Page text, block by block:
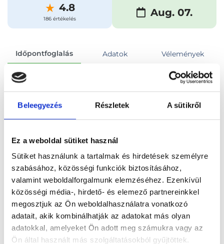
Beleegyezés Részletek A sütikről
Ez a weboldal sütiket használ
Sütiket használunk a tartalmak és hirdetések személyre
szabásához, közösségi funkciók biztosításához,
valamint weboldalforgalmunk elemzéséhez. Ezenkívül
közösségi média-, hirdető- és elemező partnereinkkel
megosztjuk az Ön weboldalhasználatra vonatkozó
adatait, akik kombinálhatják az adatokat más olyan
adatokkal, amelyeket Ön adott meg számukra vagy az
Ön által használt más szolgáltatásokból gyűjtöttek.
4.8
186 értékelés
Aug. 07.
Időpontfoglalás Adatok Vélemények
Foglalj időpontot
Összes szakterület
Főoldal Orvosok Fül-orr-gégész
Fül-orr-gégész, Budapest, V. kerület
Dr. Makó Ádám PhD